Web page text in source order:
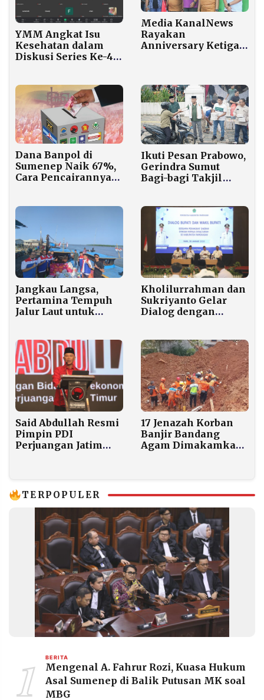
YMM Angkat Isu
Kesehatan dalam
Diskusi Series Ke-4,
Pencegahan TBC
Media KanalNews
Rayakan
Anniversary Ketiga
Dana Banpol di
Sumenep Naik 67%,
Cara Pencairannya
Ikuti Pesan Prabowo,
Gerindra Sumut
Bagi-bagi Takjil
Jangkau Langsa,
Pertamina Tempuh
Jalur Laut untuk
Kholilurrahman dan
Sukriyanto Gelar
Dialog dengan
Pamekasan
Said Abdullah Resmi
Pimpin PDI
Perjuangan Jatim
Kerja Nyata
17 Jenazah Korban
Banjir Bandang
Agam Dimakamkan
TERPOPULER
1 BERITA
Mengenal A. Fahrur Rozi, Kuasa Hukum
Asal Sumenep di Balik Putusan MK soal
MBG